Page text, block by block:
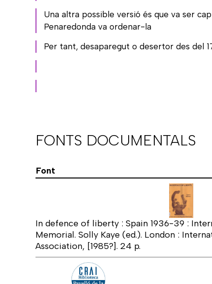
Una altra possible versió és que va ser
Penaredonda va ordenar-la
Per tant, desaparegut o desertor des del
FONTS DOCUMENTALS
Font
In defence of liberty : Spain 1936-39 :
Memorial. Solly Kaye (ed.). London :
Association, [1985?]. 24 p.